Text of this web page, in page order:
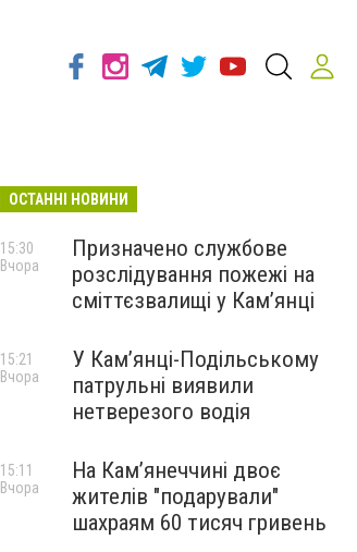
ОСТАННІ НОВИНИ
Призначено службове
розслідування пожежі на
сміттєзвалищі у Кам’янці
15:30
Вчора
У Кам’янці-Подільському
патрульні виявили
нетверезого водія
15:21
Вчора
На Камʼянеччині двоє
жителів "подарували"
шахраям 60 тисяч гривень
15:11
Вчора